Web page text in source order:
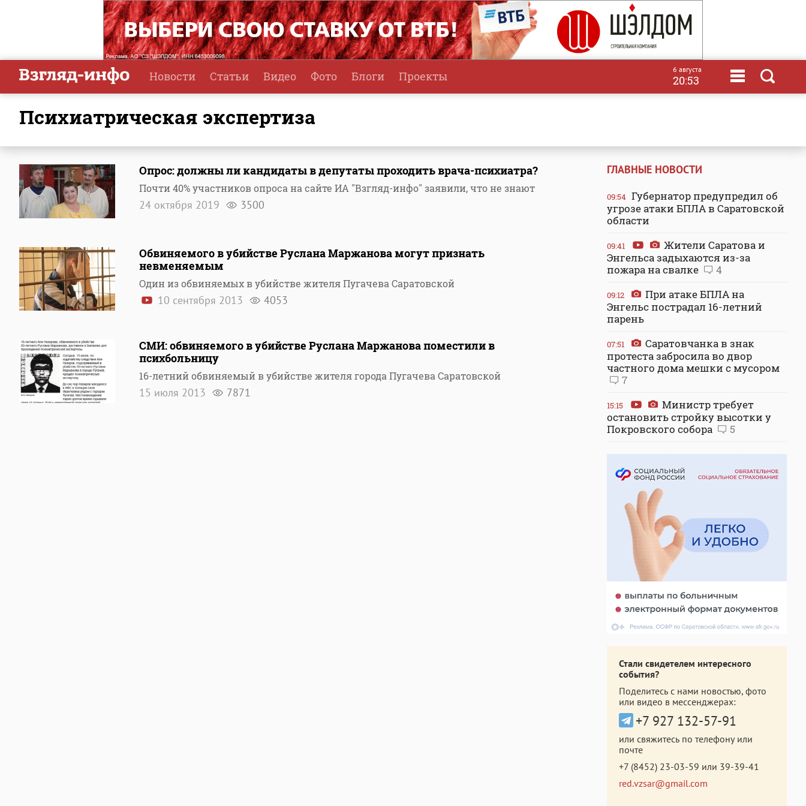
Новости Статьи Видео Фото Блоги Проекты 6 августа
20:53
психиатрическая экспертиза
Опрос: должны ли кандидаты в депутаты проходить врача-психиатра?
Почти 40% участников опроса на сайте ИА "Взгляд-инфо" заявили, что не знают
24 октября 2019 3500
Обвиняемого в убийстве Руслана Маржанова могут признать
невменяемым
Один из обвиняемых в убийстве жителя Пугачева Саратовской
10 сентября 2013 4053
СМИ: обвиняемого в убийстве Руслана Маржанова поместили в
психбольницу
16-летний обвиняемый в убийстве жителя города Пугачева Саратовской
15 июля 2013 7871
ГЛАВНЫЕ НОВОСТИ
09:54 Губернатор предупредил об
угрозе атаки БПЛА в Саратовской
области
09:41
Жители Саратова и
Энгельса задыхаются из-за
пожара на свалке
4
09:12
При атаке БПЛА на
Энгельс пострадал 16-летний
парень
07:51
Саратовчанка в знак
протеста забросила во двор
частного дома мешки с мусором
7
15:15
Министр требует
остановить стройку высотки у
Покровского собора
5
Стали свидетелем интересного
события?
Поделитесь с нами новостью, фото
или видео в мессенджерах:
+7 927 132-57-91
или свяжитесь по телефону или
почте
+7 (8452) 23-03-59 или 39-39-41
red.vzsar@gmail.com